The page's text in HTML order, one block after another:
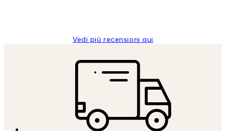
Vedi più recensioni qui